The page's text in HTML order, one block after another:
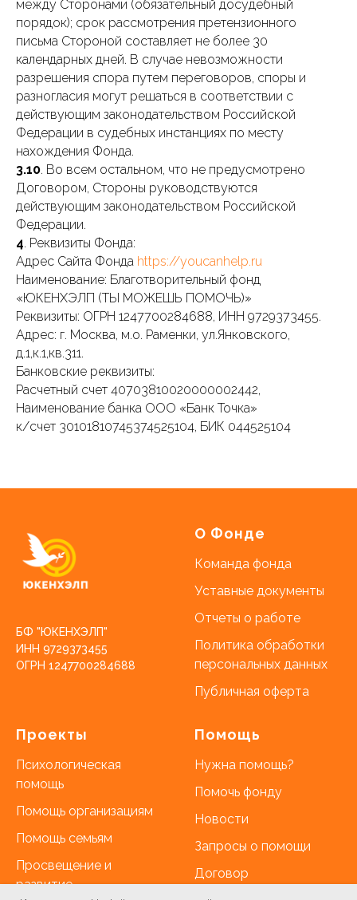
между Сторонами (обязательный досудебный
порядок); срок рассмотрения претензионного
письма Стороной составляет не более 30
календарных дней. В случае невозможности
разрешения спора путем переговоров, споры и
разногласия могут решаться в соответствии с
действующим законодательством Российской
Федерации в судебных инстанциях по месту
нахождения Фонда.
3.10. Во всем остальном, что не предусмотрено
Договором, Стороны руководствуются
действующим законодательством Российской
Федерации.
4. Реквизиты Фонда:
Адрес Сайта Фонда https://youcanhelp.ru
Наименование: Благотворительный фонд
«ЮКЕНХЭЛП (ТЫ МОЖЕШЬ ПОМОЧЬ)»
Реквизиты: ОГРН 1247700284688, ИНН 9729373455.
Адрес: г. Москва, м.о. Раменки, ул.Янковского,
д.1,к.1,кв.311.
Банковские реквизиты:
Расчетный счет 40703810020000002442,
Наименование банка ООО «Банк Точка»
к/счет 30101810745374525104, БИК 044525104
БФ "ЮКЕНХЭЛП"
ИНН 9729373455
ОГРН 1247700284688
О Фонде
Команда фонда
Уставные документы
Отчеты о работе
Политика обработки
персональных данных
Публичная оферта
Проекты
Психологическая
помощь
Помощь организациям
Помощь семьям
Просвещение и
развитие
Помощь
Нужна помощь?
Помочь фонду
Новости
Запросы о помощи
Договор